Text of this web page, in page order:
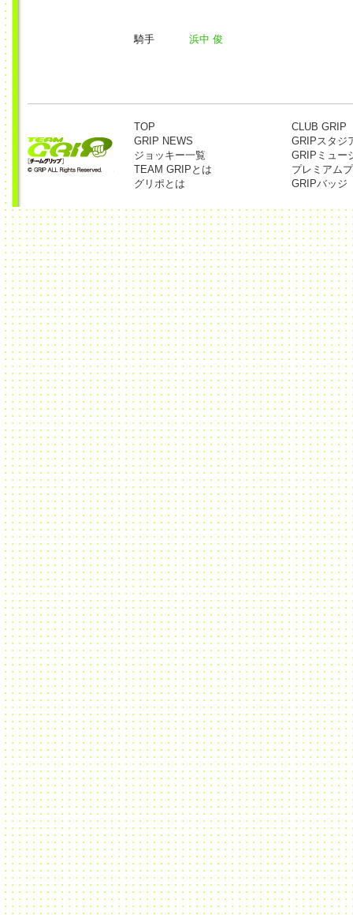
騎手 浜中 俊
TOP
GRIP NEWS
ジョッキー一覧
TEAM GRIPとは
グリポとは
CLUB GRIP
GRIPスタジ
GRIPミュー
プレミアム
GRIPバッジ